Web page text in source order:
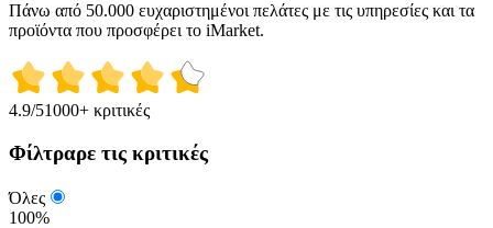
Πάνω από 50.000 ευχαριστημένοι πελάτες με τις υπηρεσίες και τα
προϊόντα που προσφέρει το iMarket.
4.9/51000+ κριτικές
Φίλτραρε τις κριτικές
Όλες
100%